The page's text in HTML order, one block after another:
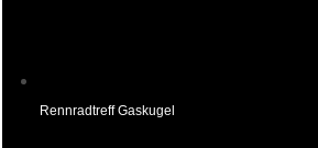
Rennradtreff Gaskugel